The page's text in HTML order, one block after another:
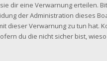
dir eine Verwarnung erteilen.
der Administration dieses
dieser Verwarnung zu tun hat.
du die nicht sicher bist,